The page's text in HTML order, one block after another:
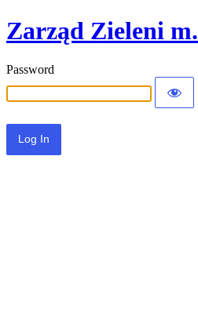
Zarząd Zieleni
Password